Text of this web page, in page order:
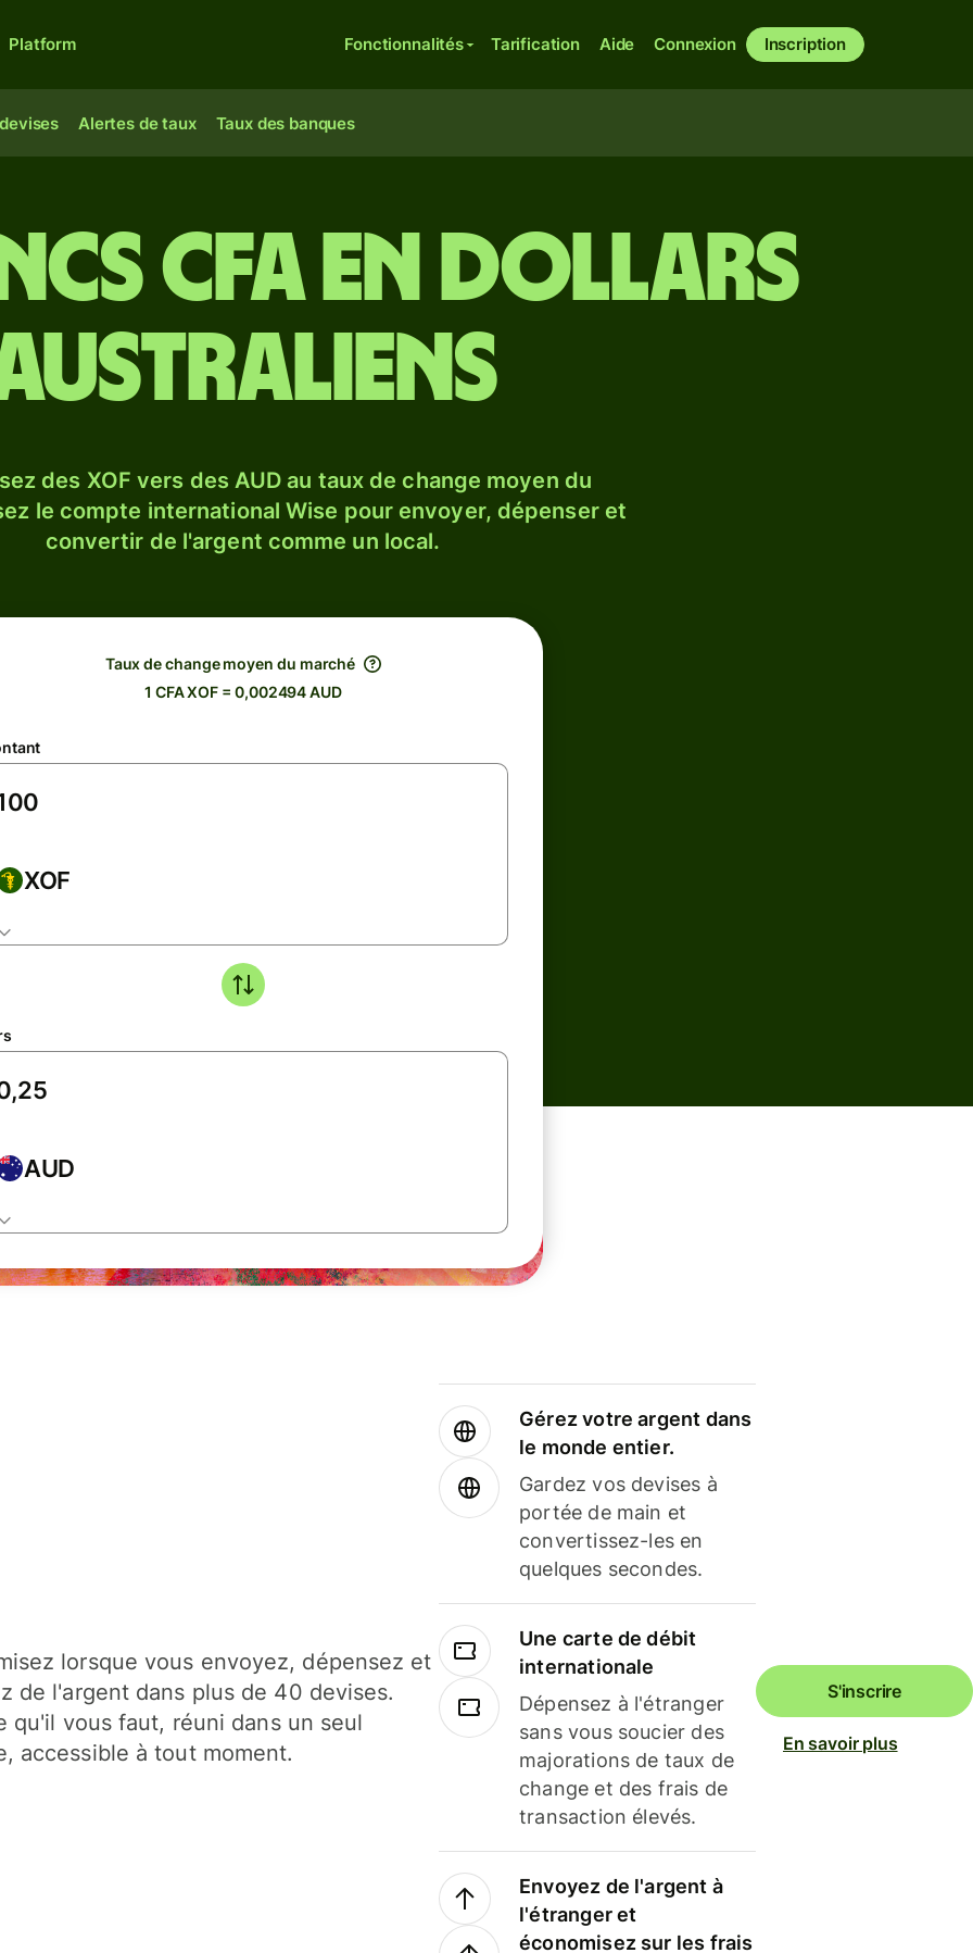
Platform Fonctionnalités Tarification Aide Connexion Inscription
Alertes de taux Taux des banques
CFA en dollars
des XOF vers des AUD au taux de change moyen du
le compte international Wise pour envoyer, dépenser et
convertir de l'argent comme un local.
Taux de change moyen du marché
1 CFA XOF = 0,002494 AUD
XOF
AUD
lorsque vous envoyez, dépensez et
de l'argent dans plus de 40 devises.
qu'il vous faut, réuni dans un seul
accessible à tout moment.
Gérez votre argent dans
le monde entier.
Gardez vos devises à
portée de main et
convertissez-les en
quelques secondes.
Une carte de débit
internationale
Dépensez à l'étranger
sans vous soucier des
majorations de taux de
change et des frais de
transaction élevés.
Envoyez de l'argent à
l'étranger et
économisez sur les frais
S'inscrire
En savoir plus